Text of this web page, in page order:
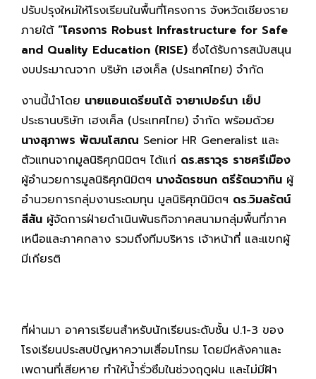
ปรับปรุงใหม่ให้โรงเรียนในพื้นที่โครงการ จังหวัดเชียงราย
ภายใต้ “โครงการ Robust Infrastructure for Safe
and Quality Education (RISE) ซึ่งได้รับการสนับสนุน
งบประมาณจาก บริษัท เฮงเค็ล (ประเทศไทย) จำกัด
งานนี้นำโดย นายแอนเดรียนโต้ จายาเปอร์นา เย็ป
ประธานบริษัท เฮงเค็ล (ประเทศไทย) จำกัด พร้อมด้วย
นางสุภาพร พัฒนโสภณ Senior HR Generalist และ
ตัวแทนจากมูลนิธิศุภนิมิตฯ ได้แก่ ดร.สราวุธ ราชศรีเมือง
ผู้อำนวยการมูลนิธิศุภนิมิตฯ นางฉัตรชนก ตรีรัตนวาทิน ผู้
อำนวยการกลุ่มงานระดมทุน มูลนิธิศุภนิมิตฯ ดร.วิมลรัตน์
สีสัน ผู้จัดการฝ่ายดำเนินพันธกิจภาคสนามกลุ่มพื้นที่ภาค
เหนือและภาคกลาง รวมถึงทีมบริหาร เจ้าหน้าที่ และแขกผู้
มีเกียรติ
ที่ผ่านมา อาคารเรียนสำหรับนักเรียนระดับชั้น ป.1-3 ของ
โรงเรียนประสบปัญหาความเสื่อมโทรม โดยมีหลังคาและ
เพดานที่เสียหาย ทำให้น้ำรั่วซึมในช่วงฤดูฝน และไม่มีฝ้า